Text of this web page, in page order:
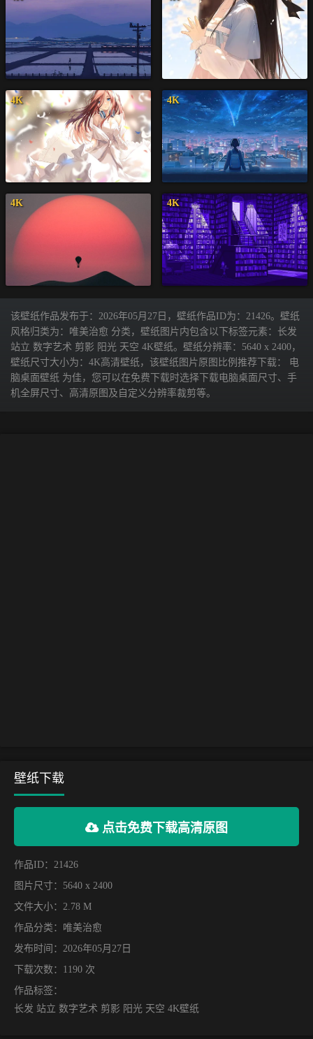
4K 4K
4K 4K
该壁纸作品发布于：2026年05月27日，壁纸作品ID为：21426。壁纸
风格归类为：唯美治愈 分类，壁纸图片内包含以下标签元素：长发
站立 数字艺术 剪影 阳光 天空 4K壁纸。壁纸分辨率：5640 x 2400，
壁纸尺寸大小为：4K高清壁纸，该壁纸图片原图比例推荐下载： 电
脑桌面壁纸 为佳，您可以在免费下载时选择下载电脑桌面尺寸、手
机全屏尺寸、高清原图及自定义分辨率裁剪等。
壁纸下载
点击免费下载高清原图
作品ID：21426
图片尺寸：5640 x 2400
文件大小：2.78 M
作品分类：
唯美治愈
发布时间：2026年05月27日
下载次数：1190 次
作品标签：
长发 站立 数字艺术 剪影 阳光 天空 4K壁纸